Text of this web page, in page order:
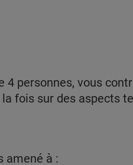
4 personnes, vous
fois sur des aspects
amené à :